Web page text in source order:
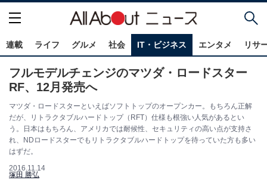
連載 ライフ グルメ 社会 IT・ビジネス エンタメ リサ
フルモデルチェンジのマツダ・ロードスター
RF、12月発売へ
マツダ・ロードスターといえばソフトトップのオープンカー。もちろん正解
だが、リトラクタブルハードトップ（RFT）仕様も根強い人気があるとい
う。日本はもちろん、アメリカでは耐候性、セキュリティの高い点が支持さ
れ、NDロードスターでもリトラクタブルハードトップを待っていた方も多い
はずだ。
2016.11.14
塚田 勝弘